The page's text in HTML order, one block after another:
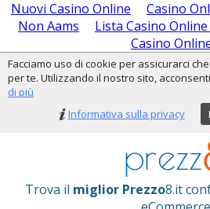
Nuovi Casino Online Casino
Non Aams
Lista Casino
Casino
Facciamo uso di cookie per assicurarci
per te. Utilizzando il nostro sito,
di più
Informativa sulla privacy
Trova il miglior Prezzo8.it